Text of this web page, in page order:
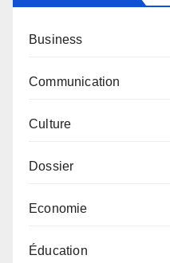
Business
Communication
Culture
Dossier
Economie
Éducation